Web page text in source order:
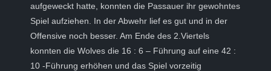
aufgeweckt hatte, konnten die Passauer ihr gewohntes
Spiel aufziehen. In der Abwehr lief es gut und in der
Offensive noch besser. Am Ende des 2.Viertels
konnten die Wolves die 16 : 6 – Führung auf eine 42 :
10 -Führung erhöhen und das Spiel vorzeitig